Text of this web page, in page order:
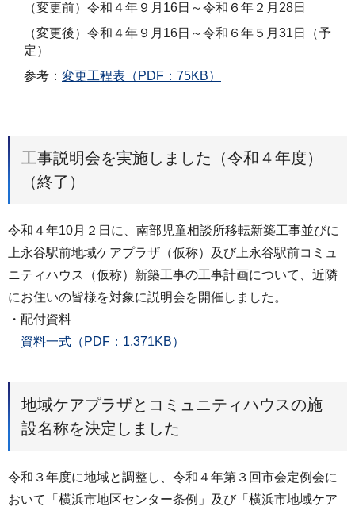
（変更前）令和４年９月16日～令和６年２月28日
（変更後）令和４年９月16日～令和６年５月31日（予
定）
参考： 変更工程表（PDF：75KB）
工事説明会を実施しました（令和４年度）
（終了）
令和４年10月２日に、南部児童相談所移転新築工事並びに
上永谷駅前地域ケアプラザ（仮称）及び上永谷駅前コミュ
ニティハウス（仮称）新築工事の工事計画について、近隣
にお住いの皆様を対象に説明会を開催しました。
・配付資料
資料一式（PDF：1,371KB）
地域ケアプラザとコミュニティハウスの施
設名称を決定しました
令和３年度に地域と調整し、令和４年第３回市会定例会に
おいて「横浜市地区センター条例」及び「横浜市地域ケア